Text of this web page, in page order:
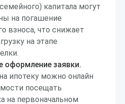
капитала могут
на погашение
взноса, что снижает
на этапе
оформление заявки.
ипотеку можно онлайн
посещать
на первоначальном